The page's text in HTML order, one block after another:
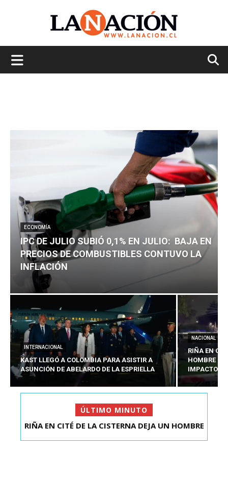
ECONOMÍA
IPC DE JULIO SUBIÓ 0,1% EN JULIO: BAJA EN
PRECIOS DE COMBUSTIBLES CONTUVO LA
INFLACIÓN
INTERNACIONAL
KAST LLEGÓ A COLOMBIA PARA ASISTIR A
ASUNCIÓN DE ABELARDO DE LA ESPRIELLA
NACIONAL
RIÑA EN
HOMBRE
IMPACTOS
ÚLTIMO MINUTO
IPC DE JULIO SUBIÓ 0,1% EN JULIO: BAJA EN
RIÑA EN CITÉ DE LA CISTERNA DEJA UN HOMBRE